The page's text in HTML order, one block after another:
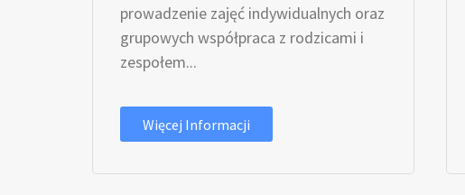
prowadzenie zajęć indywidualnych oraz
grupowych współpraca z rodzicami i
zespołem...
Więcej Informacji